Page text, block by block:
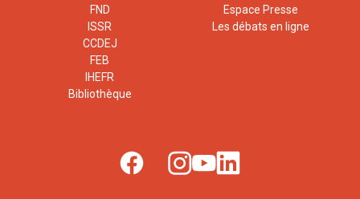
FND
ISSR
CCDEJ
FEB
IHEFR
Bibliothèque
Espace Presse
Les débats en ligne